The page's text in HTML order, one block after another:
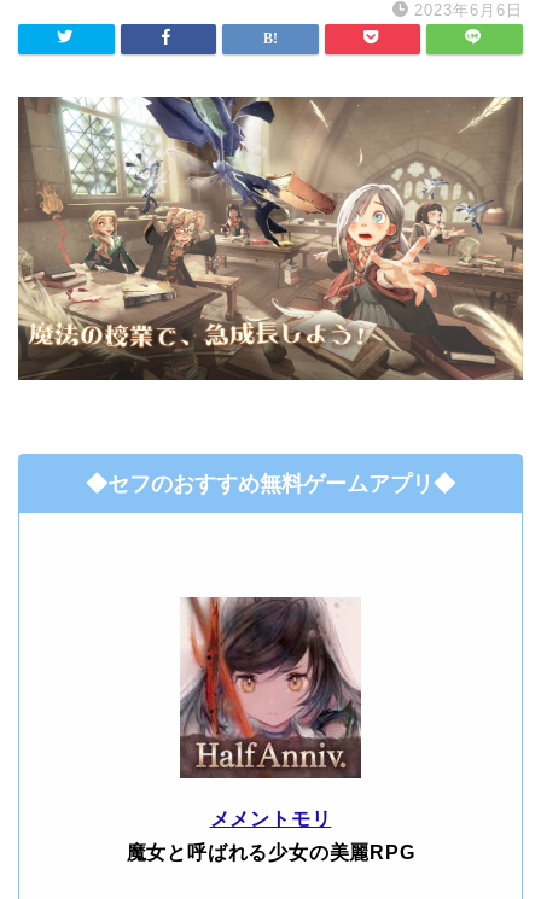
2023年6月6日
◆セフのおすすめ無料ゲームアプリ◆
メメントモリ
魔女と呼ばれる少女の美麗RPG